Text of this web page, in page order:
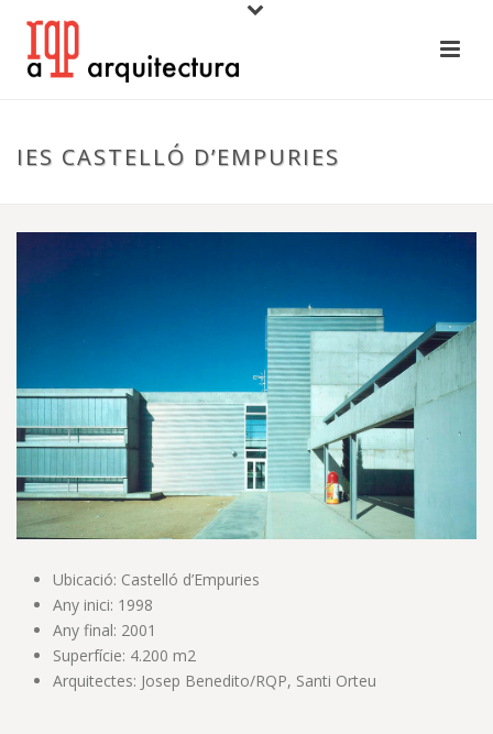
IES CASTELLÓ D’EMPURIES
Ubicació: Castelló d’Empuries
Any inici: 1998
Any final: 2001
Superfície: 4.200 m2
Arquitectes: Josep Benedito/RQP, Santi Orteu